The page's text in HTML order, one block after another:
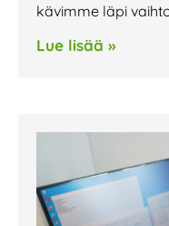
kävimme läpi
Lue lisää »